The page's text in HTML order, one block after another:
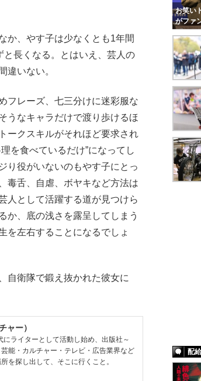
か、やす子は少なくとも1年間
と長くなる。とはいえ、芸人の
違いない。
フレーズ、七三分けに迷彩服な
うなキャラだけで渡り歩けるほ
ークスキルがそれほど要求され
を食べているだけ”になってし
り役がいないのもやす子にとっ
毒舌、自虐、ボヤキなど方法は
人として活躍する道が見つけら
か、底の浅さを露呈してしまう
を左右することになるでしょ
自衛隊で鍛え抜かれた彼女に
ャー）
ライターとして活動し始め、出版社～
能・カルチャー・テレビ・広告業界など
を探し出して、そこに行くこと。
お笑い
がファ
配